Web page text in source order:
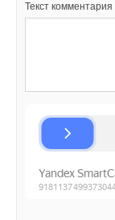
Текст комментария